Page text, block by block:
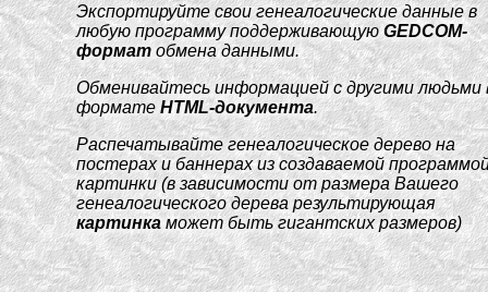
Экспортируйте свои генеалогические данные в
любую программу поддерживающуюGEDCOM-
формат обмена данными.
Обменивайтесь информацией с другими людьми
формате HTML-документа.
Распечатывайте генеалогическое дерево на
постерах и баннерах из создаваемой
картинки (в зависимости от размера Вашего
генеалогического дерева результирующая
картинкаможет быть гигантских размеров)